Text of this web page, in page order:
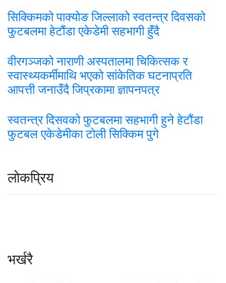
सिक्किमको पाक्योङ जिल्लाको स्वतन्त्र दिवसको
फुटबलमा हेटौंडा एकेडेमी सहभागी हुँदै
वीरगञ्जको नाराणी अस्पतालमा चिकित्सक र
स्वास्थ्यकर्मीमाथि भएको सांकेतिक घटनाप्रति
आपत्ती जनाउँदै जिप्रकामा ज्ञापनपत्र
स्वतन्त्र दिसवको फुटबलमा सहभागी हुने हेटौंडा
फुटबल एकेडेमीका टोली सिक्किम पुगे
लोकप्रिय
भर्खरै